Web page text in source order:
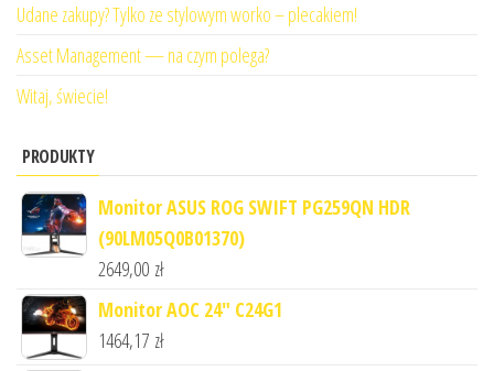
Udane zakupy? Tylko ze stylowym worko – plecakiem!
Asset Management — na czym polega?
Witaj, świecie!
PRODUKTY
Monitor ASUS ROG SWIFT PG259QN HDR
(90LM05Q0B01370)
2649,00 zł
Monitor AOC 24" C24G1
1464,17 zł